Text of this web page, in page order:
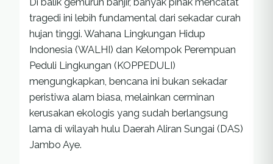
tragedi ini lebih fundamental dari sekadar curah
hujan tinggi. Wahana Lingkungan Hidup
Indonesia (WALHI) dan Kelompok Perempuan
Peduli Lingkungan (KOPPEDULI)
mengungkapkan, bencana ini bukan sekadar
peristiwa alam biasa, melainkan cerminan
kerusakan ekologis yang sudah berlangsung
lama di wilayah hulu Daerah Aliran Sungai (DAS)
Jambo Aye.